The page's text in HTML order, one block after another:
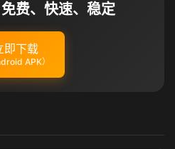
费、快速、稳定
即下载
APK）